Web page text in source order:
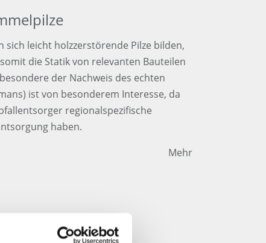
sich leicht holzzerstörende Pilze bilden,
die Statik von relevanten Bauteilen
der Nachweis des echten
ist von besonderem Interesse, da
regionalspezifische
haben.
Mehr